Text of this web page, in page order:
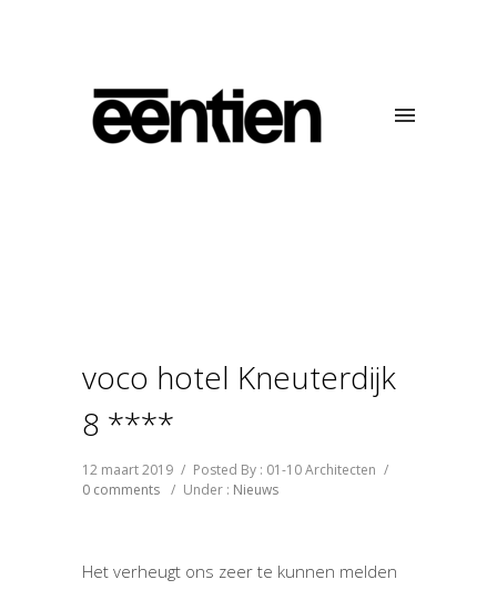
voco hotel Kneuterdijk
8 ****
12 maart 2019 / Posted By : 01-10 Architecten /
0 comments / Under : Nieuws
Het verheugt ons zeer te kunnen melden